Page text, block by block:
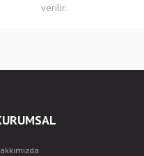
verilir.